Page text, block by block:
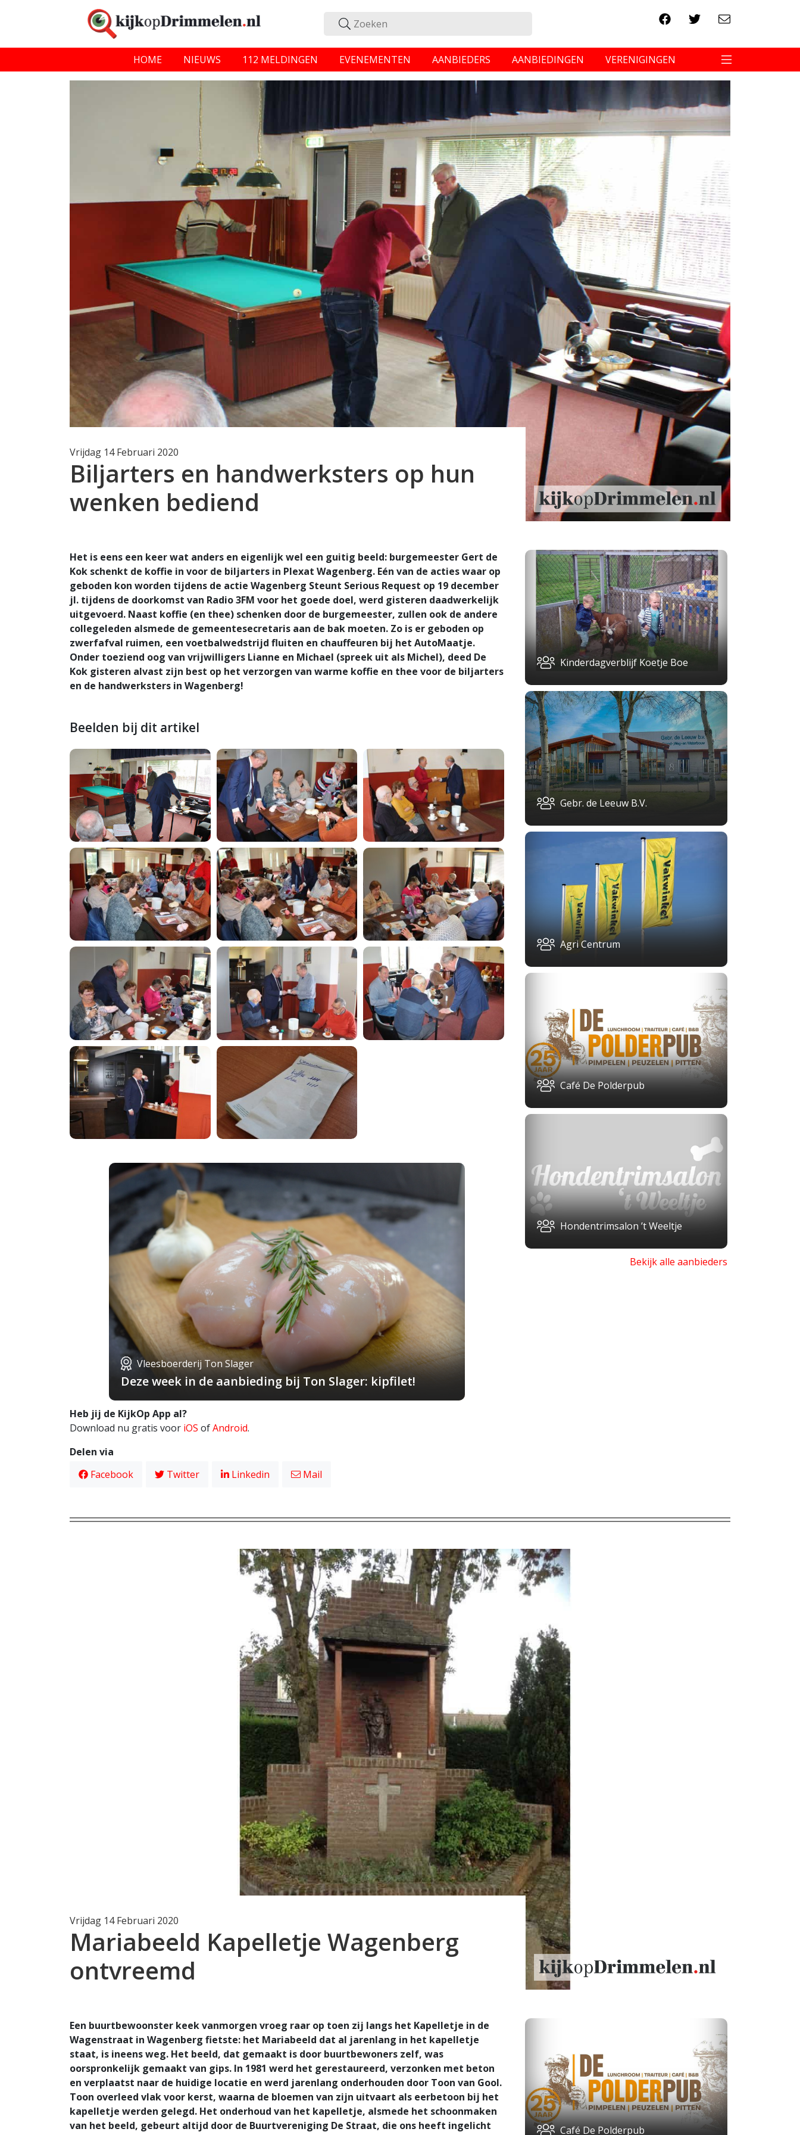
HOME NIEUWS 112 MELDINGEN EVENEMENTEN AANBIEDERS AANBIEDINGEN VERENIGINGEN
Vrijdag 14 Februari 2020
Biljarters en handwerksters op hun
wenken bediend
Het is eens een keer wat anders en eigenlijk wel een guitig beeld: burgemeester Gert de
Kok schenkt de koffie in voor de biljarters in Plexat Wagenberg. Eén van de acties waar op
geboden kon worden tijdens de actie Wagenberg Steunt Serious Request op 19 december
jl. tijdens de doorkomst van Radio 3FM voor het goede doel, werd gisteren daadwerkelijk
uitgevoerd. Naast koffie (en thee) schenken door de burgemeester, zullen ook de andere
collegeleden alsmede de gemeentesecretaris aan de bak moeten. Zo is er geboden op
zwerfafval ruimen, een voetbalwedstrijd fluiten en chauffeuren bij het AutoMaatje.
Onder toeziend oog van vrijwilligers Lianne en Michael (spreek uit als Michel), deed De
Kok gisteren alvast zijn best op het verzorgen van warme koffie en thee voor de biljarters
en de handwerksters in Wagenberg!
Beelden bij dit artikel
Vleesboerderij Ton Slager
Deze week in de aanbieding bij Ton Slager: kipfilet!
Heb jij de KijkOp App al?
Download nu gratis voor iOS ofAndroid.
Delen via
Facebook
Twitter Linkedin Mail
Kinderdagverblijf Koetje Boe
Gebr. de Leeuw B.V.
Agri Centrum
Café De Polderpub
Hondentrimsalon ’t Weeltje
Bekijk alle aanbieders
Vrijdag 14 Februari 2020
Mariabeeld Kapelletje Wagenberg
ontvreemd
Een buurtbewoonster keek vanmorgen vroeg raar op toen zij langs het Kapelletje in de
Wagenstraat in Wagenberg fietste: het Mariabeeld dat al jarenlang in het kapelletje
staat, is ineens weg. Het beeld, dat gemaakt is door buurtbewoners zelf, was
oorspronkelijk gemaakt van gips. In 1981 werd het gerestaureerd, verzonken met beton
en verplaatst naar de huidige locatie en werd jarenlang onderhouden door Toon van Gool.
Toon overleed vlak voor kerst, waarna de bloemen van zijn uitvaart als eerbetoon bij het
kapelletje werden gelegd. Het onderhoud van het kapelletje, alsmede het schoonmaken
van het beeld, gebeurt altijd door de Buurtvereniging De Straat, die ons heeft ingelicht
Café De Polderpub